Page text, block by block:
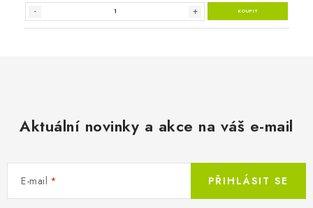
Aktuální novinky a akce na váš e-mail
E-mail PŘIHLÁSIT SE